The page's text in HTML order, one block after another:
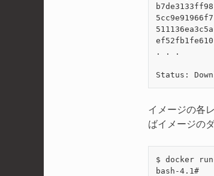
. . .
Status:
イメージの各
ばイメージの
$ docker
bash-4.1#